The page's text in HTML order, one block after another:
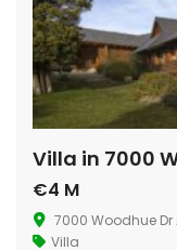
Villa in 7000
€4 M
7000 Woodhue Dr
Villa